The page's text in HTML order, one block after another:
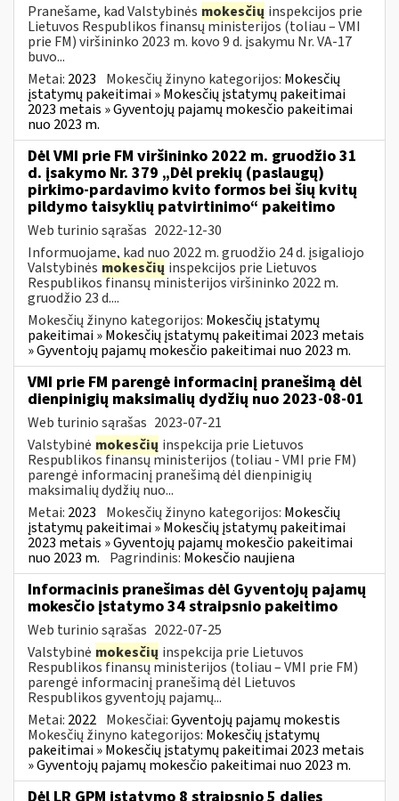
Pranešame, kad Valstybinės mokesčių inspekcijos prie
Lietuvos Respublikos finansų ministerijos (toliau – VMI
prie FM) viršininko 2023 m. kovo 9 d. įsakymu Nr. VA-17
buvo...
Metai: 2023 Mokesčių žinyno kategorijos: Mokesčių
įstatymų pakeitimai » Mokesčių įstatymų pakeitimai
2023 metais » Gyventojų pajamų mokesčio pakeitimai
nuo 2023 m.
Dėl VMI prie FM viršininko 2022 m. gruodžio 31
d. įsakymo Nr. 379 „Dėl prekių (paslaugų)
pirkimo-pardavimo kvito formos bei šių kvitų
pildymo taisyklių patvirtinimo“ pakeitimo
Web turinio sąrašas 2022-12-30
Informuojame, kad nuo 2022 m. gruodžio 24 d. įsigaliojo
Valstybinės mokesčių inspekcijos prie Lietuvos
Respublikos finansų ministerijos viršininko 2022 m.
gruodžio 23 d....
Mokesčių žinyno kategorijos: Mokesčių įstatymų
pakeitimai » Mokesčių įstatymų pakeitimai 2023 metais
» Gyventojų pajamų mokesčio pakeitimai nuo 2023 m.
VMI prie FM parengė informacinį pranešimą dėl
dienpinigių maksimalių dydžių nuo 2023-08-01
Web turinio sąrašas 2023-07-21
Valstybinė mokesčių inspekcija prie Lietuvos
Respublikos finansų ministerijos (toliau - VMI prie FM)
parengė informacinį pranešimą dėl dienpinigių
maksimalių dydžių nuo...
Metai: 2023 Mokesčių žinyno kategorijos: Mokesčių
įstatymų pakeitimai » Mokesčių įstatymų pakeitimai
2023 metais » Gyventojų pajamų mokesčio pakeitimai
nuo 2023 m. Pagrindinis: Mokesčio naujiena
Informacinis pranešimas dėl Gyventojų pajamų
mokesčio įstatymo 34 straipsnio pakeitimo
Web turinio sąrašas 2022-07-25
Valstybinė mokesčių inspekcija prie Lietuvos
Respublikos finansų ministerijos (toliau – VMI prie FM)
parengė informacinį pranešimą dėl Lietuvos
Respublikos gyventojų pajamų...
Metai: 2022 Mokesčiai:Gyventojų pajamų mokestis
Mokesčių žinyno kategorijos: Mokesčių įstatymų
pakeitimai » Mokesčių įstatymų pakeitimai 2023 metais
» Gyventojų pajamų mokesčio pakeitimai nuo 2023 m.
Dėl LR GPM įstatymo 8 straipsnio 5 dalies